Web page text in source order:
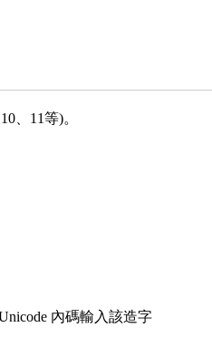
、11等)。
內碼輸入該造字